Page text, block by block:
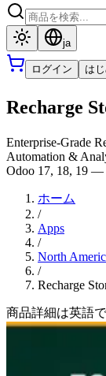
ja
ログイン は
Recharge
Enterprise-Grade
Automation &
Odoo 17, 18, 19 —
ホーム
/
Apps
/
North
/
Recharge
商品詳細は英語